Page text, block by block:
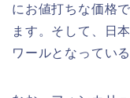
にお値打ちな価格
ます。そして、日
ワールとなってい